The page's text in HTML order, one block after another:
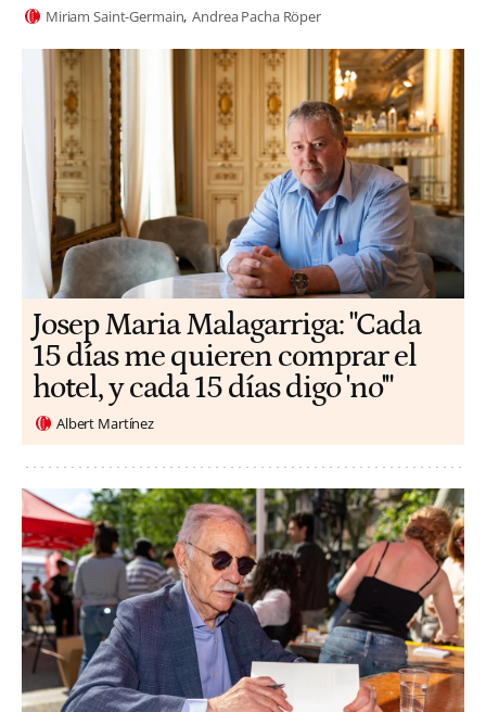
Miriam Saint-Germain Andrea Pacha Röper
​​Josep Maria Malagarriga: "Cada
15 días me quieren comprar el
hotel, y cada 15 días digo 'no'"
Albert Martínez